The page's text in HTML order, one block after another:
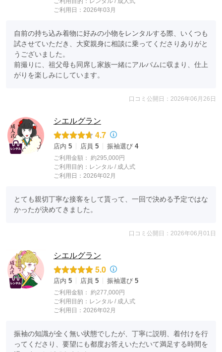
ご利用日：2026年03月
自前の持ち込み着物に好みの小物をレンタルする際、いくつも
試させていただき、大変親身に相談に乗ってくださりありがと
うございました。
前撮りに、祖父母も同席し家族一緒にアルバムに収まり、仕上
がりを楽しみにしています。
口コミ公開日：2026年06月26日
シエルグラン
4.7
店内 5 店員 5 振袖選び 4
ご利用金額： 約295,000円
ご利用目的： レンタル / 成人式
ご利用日：2026年02月
とても親切丁寧な接客をして貰って、一回で決める予定ではな
かったが決めてきました。
口コミ公開日：2026年06月01日
シエルグラン
5.0
店内 5 店員 5 振袖選び 5
ご利用金額： 約277,000円
ご利用目的： レンタル / 成人式
ご利用日：2026年02月
振袖の知識が全く無い状態でしたが、丁寧に説明、着付けを行
ってくださり、要望にも都度お答えいただいて満足する時間を